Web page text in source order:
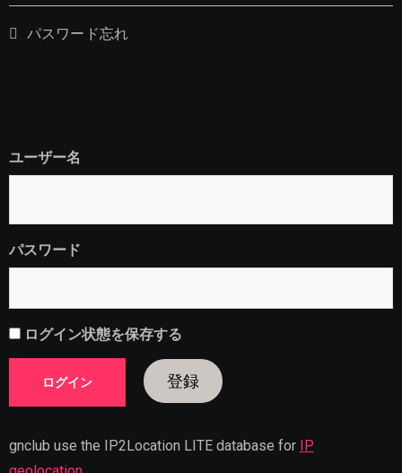
パスワード忘れ
ユーザー名
パスワード
ログイン状態を保存する
登録
gnclub use the IP2Location LITE database for
IP